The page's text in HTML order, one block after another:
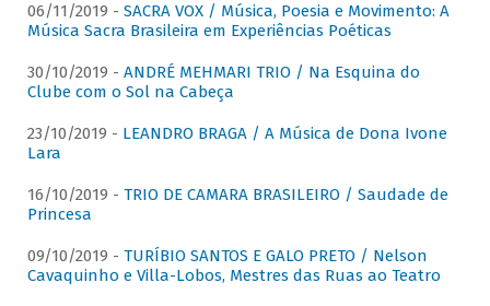
06/11/2019 - SACRA VOX / Música, Poesia e Movimento: A
Música Sacra Brasileira em Experiências Poéticas
30/10/2019 - ANDRÉ MEHMARI TRIO / Na Esquina do
Clube com o Sol na Cabeça
23/10/2019 - LEANDRO BRAGA / A Música de Dona Ivone
Lara
16/10/2019 - TRIO DE CAMARA BRASILEIRO / Saudade de
Princesa
09/10/2019 - TURÍBIO SANTOS E GALO PRETO / Nelson
Cavaquinho e Villa-Lobos, Mestres das Ruas ao Teatro